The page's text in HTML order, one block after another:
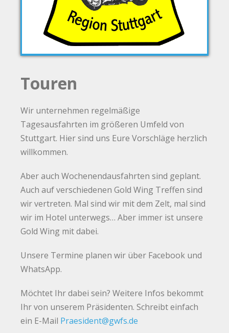
Touren
Wir unternehmen regelmäßige
Tagesausfahrten im größeren Umfeld von
Stuttgart. Hier sind uns Eure Vorschläge herzlich
willkommen.
Aber auch Wochenendausfahrten sind geplant.
Auch auf verschiedenen Gold Wing Treffen sind
wir vertreten. Mal sind wir mit dem Zelt, mal sind
wir im Hotel unterwegs… Aber immer ist unsere
Gold Wing mit dabei.
Unsere Termine planen wir über Facebook und
WhatsApp.
Möchtet Ihr dabei sein? Weitere Infos bekommt
Ihr von unserem Präsidenten. Schreibt einfach
ein E-Mail Praesident@gwfs.de